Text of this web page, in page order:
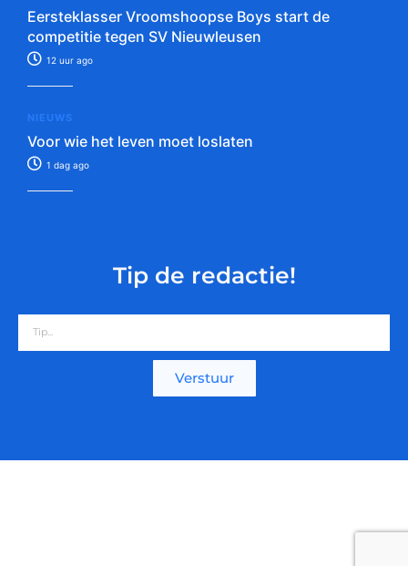
Eersteklasser Vroomshoopse Boys start de
competitie tegen SV Nieuwleusen
12 uur ago
NIEUWS
Voor wie het leven moet loslaten
1 dag ago
Tip de redactie!
Verstuur